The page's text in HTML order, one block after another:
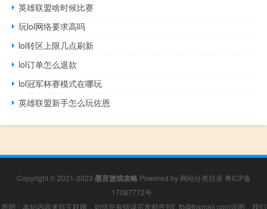
英雄联盟啥时候比赛
玩lol网络要求高吗
lol转区上限几点刷新
lol订单怎么退款
lol冠军杯赛模式在哪玩
英雄联盟新手怎么玩佐恩
Copyright © 2021-2023 墨言游戏攻略Powered by 网站分类目录 粤ICP备
17087772号
声明：本站内容来自互联网，如信息有错误可发邮件到f_fb@foxmail.com说明，我们